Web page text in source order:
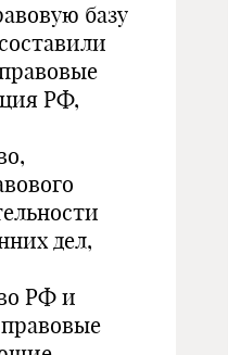
базу
РФ,
дел,
РФ и